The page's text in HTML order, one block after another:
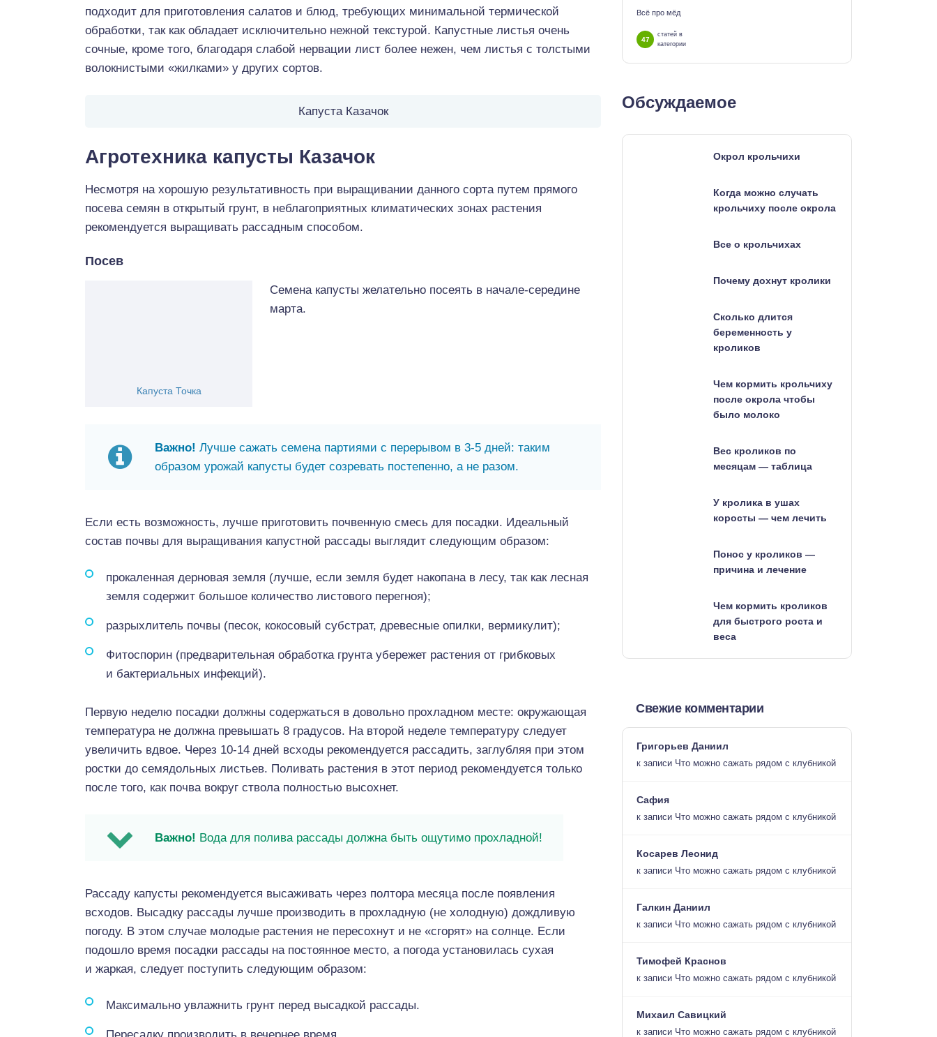
подходит для приготовления салатов и блюд, требующих минимальной термической
обработки, так как обладает исключительно нежной текстурой. Капустные листья очень
сочные, кроме того, благодаря слабой нервации лист более нежен, чем листья с толстыми
волокнистыми «жилками» у других сортов.
Капуста Казачок
Агротехника капусты Казачок
Несмотря на хорошую результативность при выращивании данного сорта путем прямого
посева семян в открытый грунт, в неблагоприятных климатических зонах растения
рекомендуется выращивать рассадным способом.
Посев
Капуста Точка
Семена капусты желательно посеять в начале-середине
марта.
Важно! Лучше сажать семена партиями с перерывом в 3-5 дней: таким
образом урожай капусты будет созревать постепенно, а не разом.
Если есть возможность, лучше приготовить почвенную смесь для посадки. Идеальный
состав почвы для выращивания капустной рассады выглядит следующим образом:
прокаленная дерновая земля (лучше, если земля будет накопана в лесу, так как лесная
земля содержит большое количество листового перегноя);
разрыхлитель почвы (песок, кокосовый субстрат, древесные опилки, вермикулит);
Фитоспорин (предварительная обработка грунта убережет растения от грибковых
и бактериальных инфекций).
Первую неделю посадки должны содержаться в довольно прохладном месте: окружающая
температура не должна превышать 8 градусов. На второй неделе температуру следует
увеличить вдвое. Через 10-14 дней всходы рекомендуется рассадить, заглубляя при этом
ростки до семядольных листьев. Поливать растения в этот период рекомендуется только
после того, как почва вокруг ствола полностью высохнет.
Важно! Вода для полива рассады должна быть ощутимо прохладной!
Рассаду капусты рекомендуется высаживать через полтора месяца после появления
всходов. Высадку рассады лучше производить в прохладную (не холодную) дождливую
погоду. В этом случае молодые растения не пересохнут и не «сгорят» на солнце. Если
подошло время посадки рассады на постоянное место, а погода установилась сухая
и жаркая, следует поступить следующим образом:
Максимально увлажнить грунт перед высадкой рассады.
Всё про мёд
47
статей в
категории
Обсуждаемое
Окрол крольчихи
Когда можно случать
крольчиху после окрола
Все о крольчихах
Почему дохнут кролики
Сколько длится
беременность у
кроликов
Чем кормить крольчиху
после окрола чтобы
было молоко
Вес кроликов по
месяцам — таблица
У кролика в ушах
коросты — чем лечить
Понос у кроликов —
причина и лечение
Чем кормить кроликов
для быстрого роста и
веса
Свежие комментарии
Григорьев Даниил
к записи Что можно сажать рядом с клубникой
Сафия
к записи Что можно сажать рядом с клубникой
Косарев Леонид
к записи Что можно сажать рядом с клубникой
Галкин Даниил
к записи Что можно сажать рядом с клубникой
Тимофей Краснов
к записи Что можно сажать рядом с клубникой
Михаил Савицкий
к записи Что можно сажать рядом с клубникой